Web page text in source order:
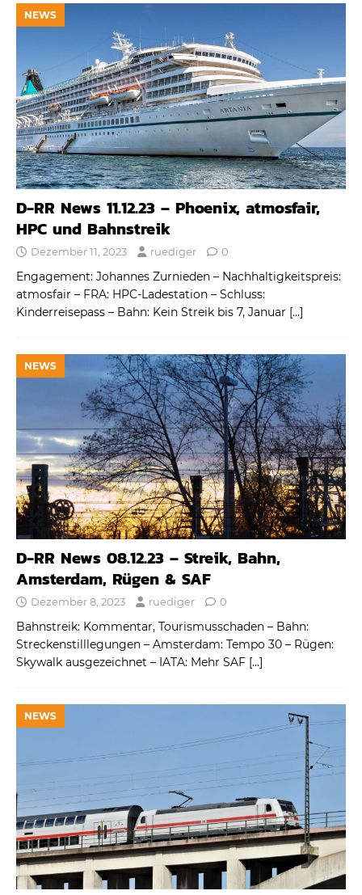
NEWS
D-RR News 11.12.23 – Phoenix, atmosfair,
HPC und Bahnstreik
Dezember 11, 2023 ruediger 0
Engagement: Johannes Zurnieden – Nachhaltigkeitspreis:
atmosfair – FRA: HPC-Ladestation – Schluss:
Kinderreisepass – Bahn: Kein Streik bis 7, Januar […]
NEWS
D-RR News 08.12.23 – Streik, Bahn,
Amsterdam, Rügen & SAF
Dezember 8, 2023 ruediger 0
Bahnstreik: Kommentar, Tourismusschaden – Bahn:
Streckenstilllegungen – Amsterdam: Tempo 30 – Rügen:
Skywalk ausgezeichnet – IATA: Mehr SAF […]
NEWS